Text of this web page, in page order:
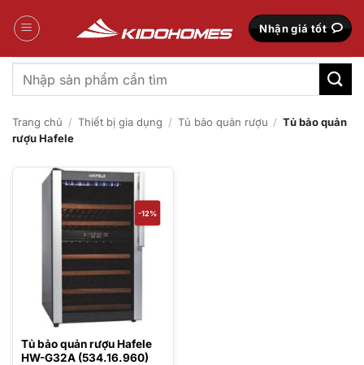
qua
Nhận giá tốt
Tìm
kiếm:
Trang chủ / Thiết bị gia dụng / Tủ bảo quản rượu / Tủ bảo quản
rượu Hafele
-12%
Tủ bảo quản rượu Hafele
HW-G32A (534.16.960)